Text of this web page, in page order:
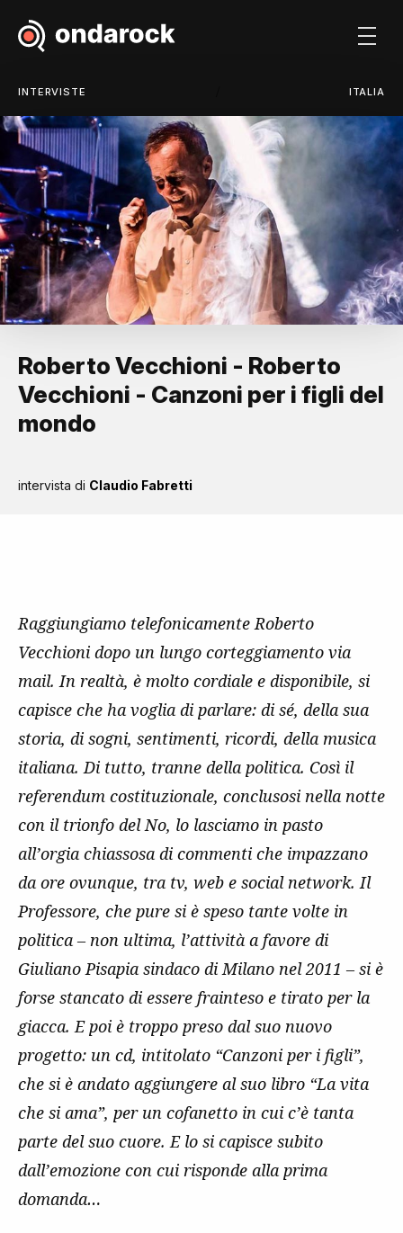
INTERVISTE ITALIA
Roberto Vecchioni - Roberto
Vecchioni - Canzoni per i figli del
mondo
intervista di Claudio Fabretti
Raggiungiamo telefonicamente Roberto
Vecchioni dopo un lungo corteggiamento via
mail. In realtà, è molto cordiale e disponibile, si
capisce che ha voglia di parlare: di sé, della sua
storia, di sogni, sentimenti, ricordi, della musica
italiana. Di tutto, tranne della politica. Così il
referendum costituzionale, conclusosi nella notte
con il trionfo del No, lo lasciamo in pasto
all’orgia chiassosa di commenti che impazzano
da ore ovunque, tra tv, web e social network. Il
Professore, che pure si è speso tante volte in
politica – non ultima, l’attività a favore di
Giuliano Pisapia sindaco di Milano nel 2011 – si è
forse stancato di essere frainteso e tirato per la
giacca. E poi è troppo preso dal suo nuovo
progetto: un cd, intitolato “Canzoni per i figli”,
che si è andato aggiungere al suo libro “La vita
che si ama”, per un cofanetto in cui c’è tanta
parte del suo cuore. E lo si capisce subito
dall’emozione con cui risponde alla prima
domanda…